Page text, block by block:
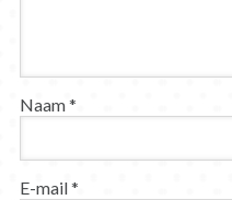
Naam*
E-mail*